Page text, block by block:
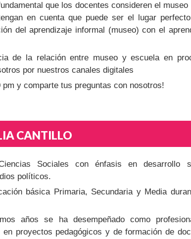
que los docentes consideren el museo
en cuenta que puede ser el lugar
del aprendizaje informal (museo) con el
de la relación entre museo y escuela en
por nuestros canales digitales
y comparte tus preguntas con nosotros!
CANTILLO
Sociales con énfasis en desarrollo
políticos.
básica Primaria, Secundaria y Media
años se ha desempeñado como
en proyectos pedagógicos y de formación de